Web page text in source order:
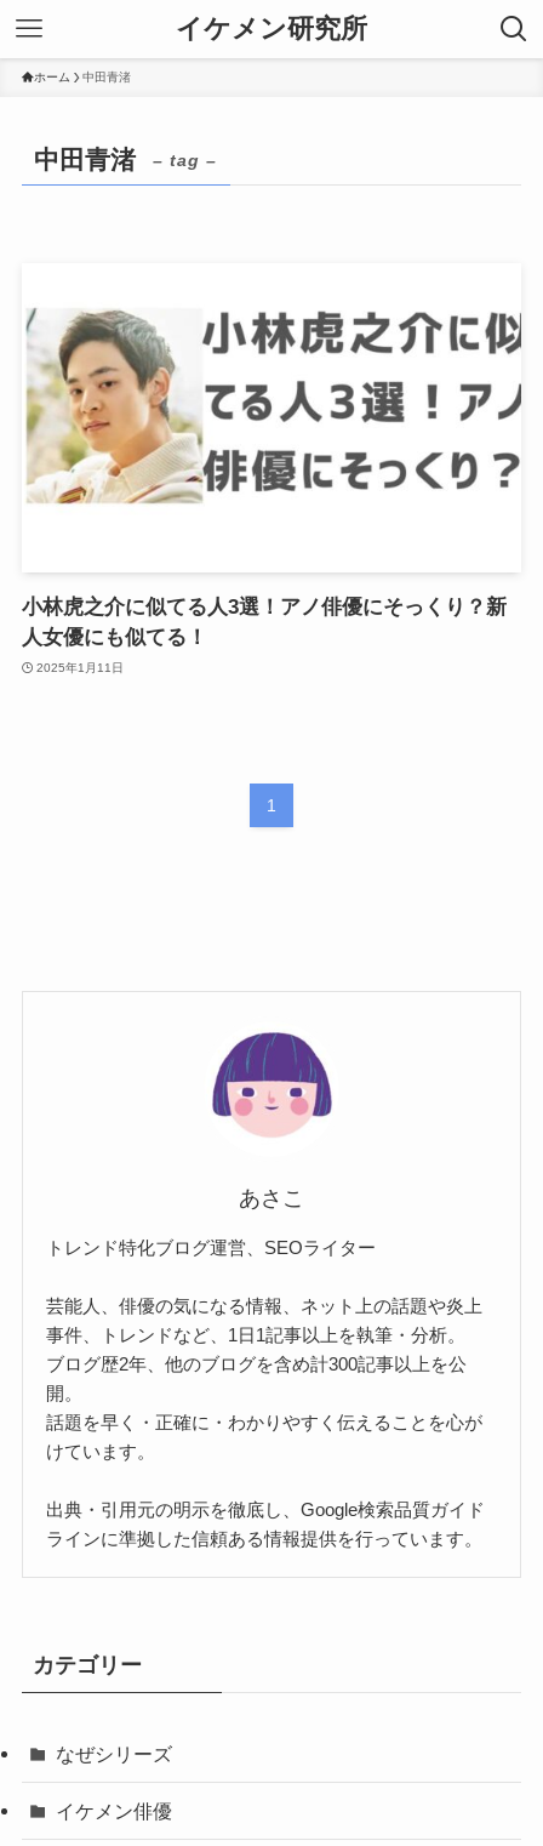
イケメン研究所
ホーム 中田青渚
中田青渚 – tag –
小林虎之介に似てる人3選！アノ俳優にそっくり？新
人女優にも似てる！
2025年1月11日
1
あさこ
トレンド特化ブログ運営、SEOライター
芸能人、俳優の気になる情報、ネット上の話題や炎上
事件、トレンドなど、1日1記事以上を執筆・分析。
ブログ歴2年、他のブログを含め計300記事以上を公
開。
話題を早く・正確に・わかりやすく伝えることを心が
けています。
出典・引用元の明示を徹底し、Google検索品質ガイド
ラインに準拠した信頼ある情報提供を行っています。
カテゴリー
なぜシリーズ
イケメン俳優